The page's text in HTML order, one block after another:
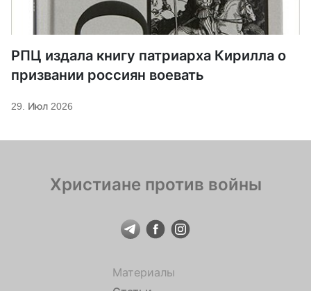
РПЦ издала книгу патриарха Кирилла о
призвании россиян воевать
29. Июл 2026
Христиане против войны
Материалы